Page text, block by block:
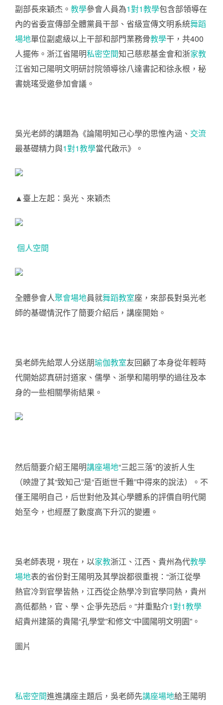
副部長來穎杰。 教學參會人員為1對1教學包含部領導在
內的省委宣傳部全體黨員干部、省級宣傳文明系統舞蹈
場地單位副處級以上干部和部門業務骨教學干，共400
人擺佈。浙江省陽明私密空間知己慈悲基金會和浙家教
江省知己陽明文明研討院領導徐八達書記和徐永根，秘
書姚瑤受邀參加會議。
吳光老師的講題為《論陽明知己心學的思惟內涵、 交流
最基礎精力與1對1教學當代啟示》。
▲臺上左起：吳光、來穎杰
個人空間
全體參會人聚會場地員就舞蹈教室座，來部長對吳光老
師的基礎情況作了簡要介紹后，講座開始。
吳老師先給眾人分送朋瑜伽教室友回顧了本身從年輕時
代開始認真研討道家、儒學、浙學和陽明學的過往及本
身的一些相關學術結果。
然后簡要介紹王陽明講座場地“三起三落”的波折人生
（映證了其“致知己”是“百逝世千難”中得來的說法）。不
僅王陽明自己，后世對他及其心學體系的評價自明代開
始至今，也經歷了數度高下升沉的變遷。
吳老師表現，現在，以家教浙江、江西、貴州為代教學
場地表的省份對王陽明及其學說都很重視：“浙江從學
熱官冷到官學皆熱，江西從企熱學冷到官學同熱，貴州
高低都熱，官、學、企爭先恐后。”并重點介1對1教學
紹貴州建築的貴陽“孔學堂”和修文“中國陽明文明園”。
圖片
私密空間進進講座主題后，吳老師先講座場地給王陽明